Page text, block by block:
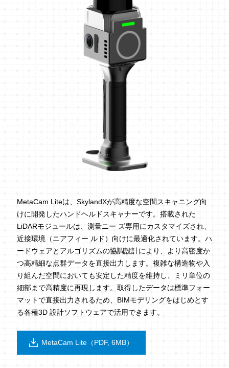
MetaCam Liteは、SkylandXが高精度な空間スキャニング向
けに開発したハンドヘルドスキャナーです。搭載された
LiDARモジュールは、測量ニー ズ専用にカスタマイズされ、
近接環境（ニアフィー ルド）向けに最適化されています。ハ
ードウェアとアルゴリズムの協調設計により、より高密度か
つ高精細な点群データを直接出力します。複雑な構造物や入
り組んだ空間においても安定した精度を維持し、ミリ単位の
細部まで高精度に再現します。取得したデータは標準フォー
マットで直接出力されるため、BIMモデリングをはじめとす
る各種3D 設計ソフトウェアで活用できます。
MetaCam Lite（PDF, 6MB）